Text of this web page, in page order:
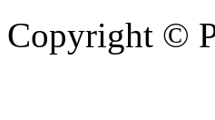
Copyright ©